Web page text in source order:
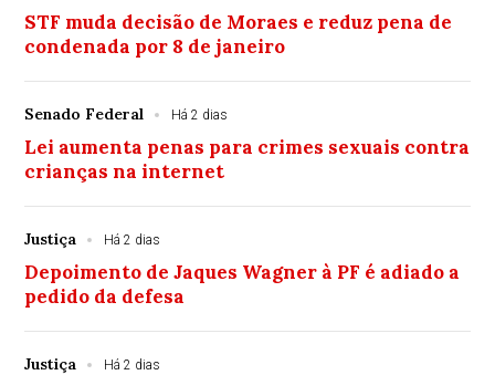
STF muda decisão de Moraes e reduz pena de
condenada por 8 de janeiro
Senado Federal Há 2 dias
Lei aumenta penas para crimes sexuais contra
crianças na internet
Justiça Há 2 dias
Depoimento de Jaques Wagner à PF é adiado a
pedido da defesa
Justiça Há 2 dias